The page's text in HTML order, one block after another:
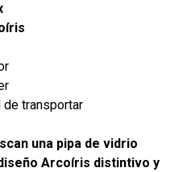
de transportar
una pipa de vidrio
Arcoíris distintivo y